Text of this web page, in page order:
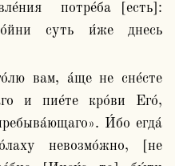
потре́ба [есть]:
суть и́же днесь
и пие́те кро́ви Его́,
И́бо егда́
невозмо́жно, [не